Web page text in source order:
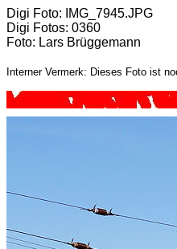
Digi Foto: IMG_7945.JPG
Digi Fotos: 0360
Foto: Lars Brüggemann
Interner Vermerk: Dieses Foto ist